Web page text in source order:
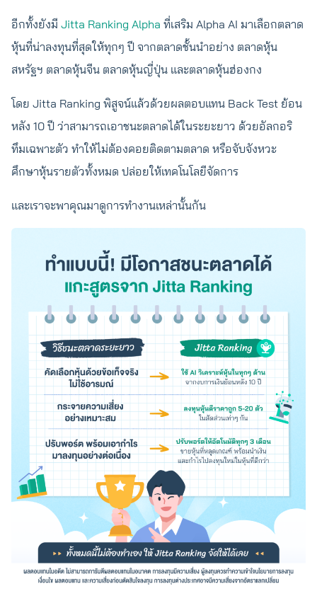
อีกทั้งยังมี Jitta Ranking Alpha ที่เสริม Alpha AI มาเลือกตลาด
หุ้นที่น่าลงทุนที่สุดให้ทุกๆ ปี จากตลาดชั้นนำอย่าง ตลาดหุ้น
สหรัฐฯ ตลาดหุ้นจีน ตลาดหุ้นญี่ปุ่น และตลาดหุ้นฮ่องกง
โดย Jitta Ranking พิสูจน์แล้วด้วยผลตอบแทน Back Test ย้อน
หลัง 10 ปี ว่าสามารถเอาชนะตลาดได้ในระยะยาว ด้วยอัลกอริ
ทึมเฉพาะตัว ทำให้ไม่ต้องคอยติดตามตลาด หรือจับจังหวะ
ศึกษาหุ้นรายตัวทั้งหมด ปล่อยให้เทคโนโลยีจัดการ
และเราจะพาคุณมาดูการทำงานเหล่านั้นกัน